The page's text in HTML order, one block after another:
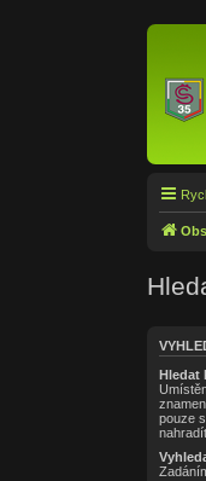
Hledat
pouze